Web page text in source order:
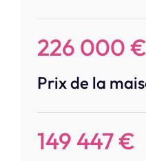
226 000 €
Prix de la
149 447 €